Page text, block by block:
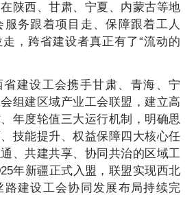
陕西、甘肃、宁夏、内蒙古等地
服务跟着项目走、保障跟着工人
，跨省建设者真正有了“流动的
省建设工会携手甘肃、青海、宁
组建区域产业工会联盟，建立高
年度轮值三大运行机制，明确思
技能提升、权益保障四大核心任
、共建共享、协同共治的区域工
年新疆正式入盟，联盟实现西北
路建设工会协同发展布局持续完